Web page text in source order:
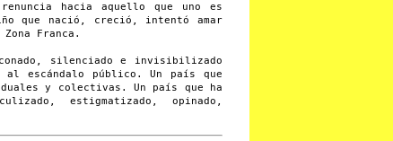
hacia aquello que uno es
que nació, creció, intentó amar
Franca.
silenciado e invisibilizado
al escándalo público.Un país que
y colectivas.
Un país que ha
estigmatizado, opinado,